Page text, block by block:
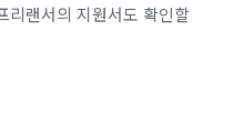
리랜서의 지원서도 확인할